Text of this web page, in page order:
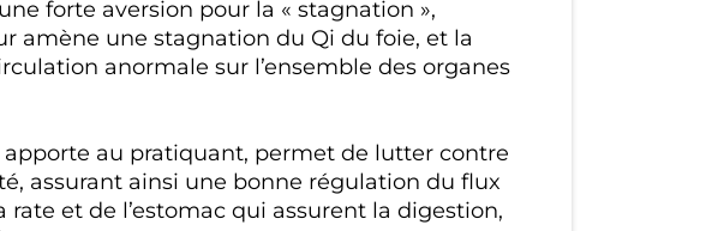
forte aversion pour la « stagnation »,
amène une stagnation du Qi du foie, et la
anormale sur l’ensemble des organes
apporte au pratiquant, permet de lutter contre
assurant ainsi une bonne régulation du flux
et de l’estomac qui assurent la digestion,